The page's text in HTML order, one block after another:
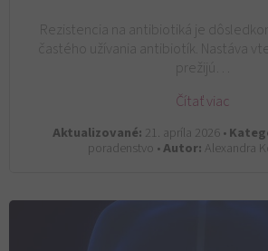
Rezistencia na antibiotiká je
častého užívania antibiotík. Nastáva
prežijú…
Čítať viac
Aktualizované: 21. apríla 2026 •
poradenstvo •Autor: Alexandra